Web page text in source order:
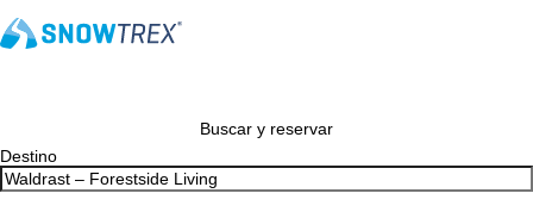
Buscar y reservar
Destino